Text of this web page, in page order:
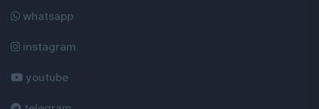
whatsapp
instagram
youtube